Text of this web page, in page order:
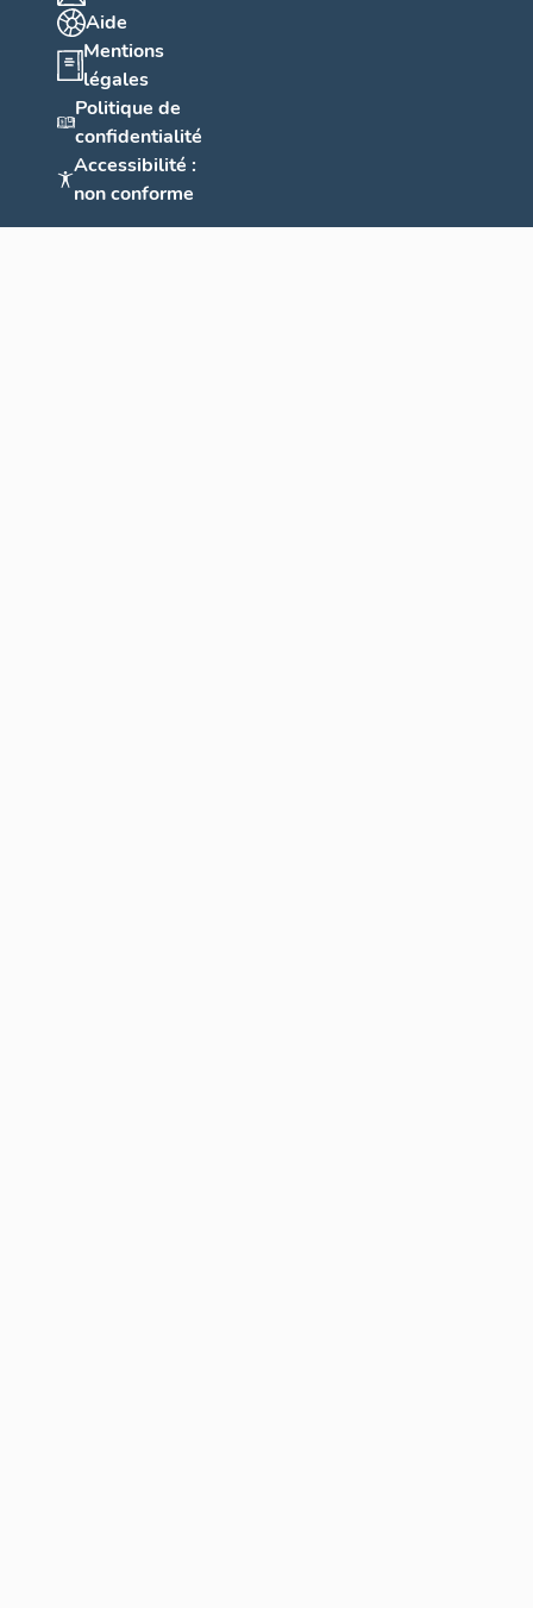
Aide
Mentions
légales
Politique de
confidentialité
Accessibilité :
non conforme